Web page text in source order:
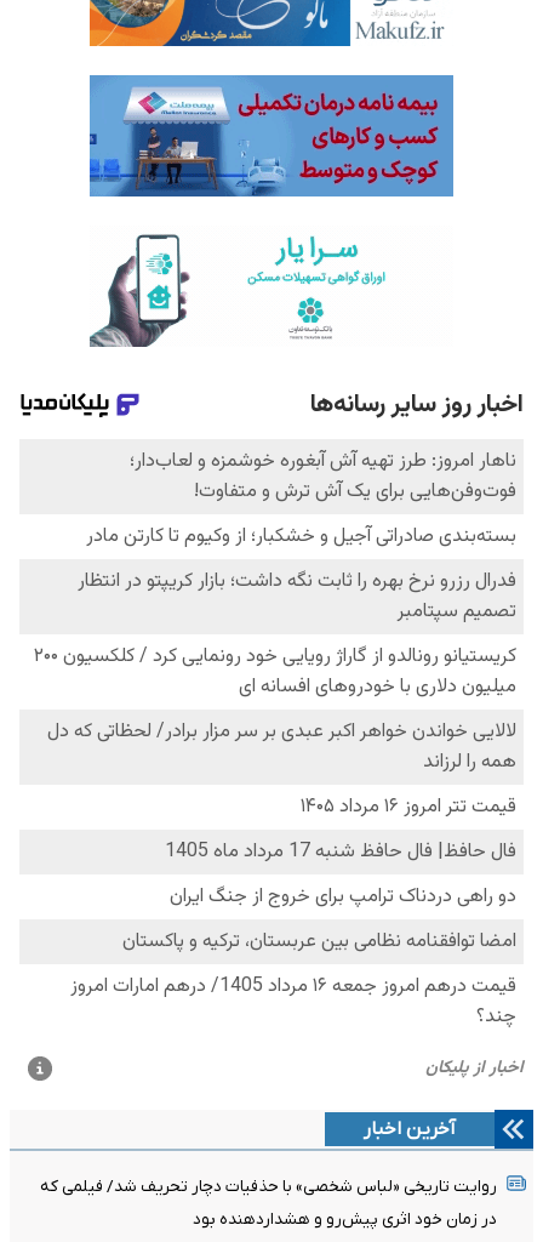
آخرین اخبار
روایت تاریخی «لباس شخصی» با حذفیات دچار تحریف شد/ فیلمی که
در زمان خود اثری پیش‌رو و هشداردهنده بود